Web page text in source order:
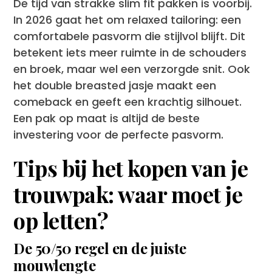
De tijd van strakke slim fit pakken is voorbij.
In 2026 gaat het om relaxed tailoring: een
comfortabele pasvorm die stijlvol blijft. Dit
betekent iets meer ruimte in de schouders
en broek, maar wel een verzorgde snit. Ook
het double breasted jasje maakt een
comeback en geeft een krachtig silhouet.
Een pak op maat is altijd de beste
investering voor de perfecte pasvorm.
Tips bij het kopen van je
trouwpak: waar moet je
op letten?
De 50/50 regel en de juiste
mouwlengte